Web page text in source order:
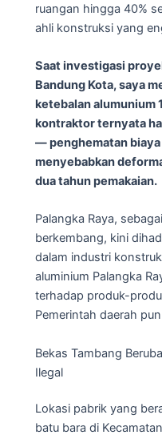
ruangan hingga 40%
ahli konstruksi yang
Saat investigasi
Bandung Kota, saya
ketebalan alumunium
kontraktor ternyata
— penghematan
menyebabkan
dua tahun pemakaian.
Palangka Raya,
berkembang, kini
dalam industri
aluminium Palangka
terhadap produk-
Pemerintah daerah
Bekas Tambang
Ilegal
Lokasi pabrik yang
batu bara di